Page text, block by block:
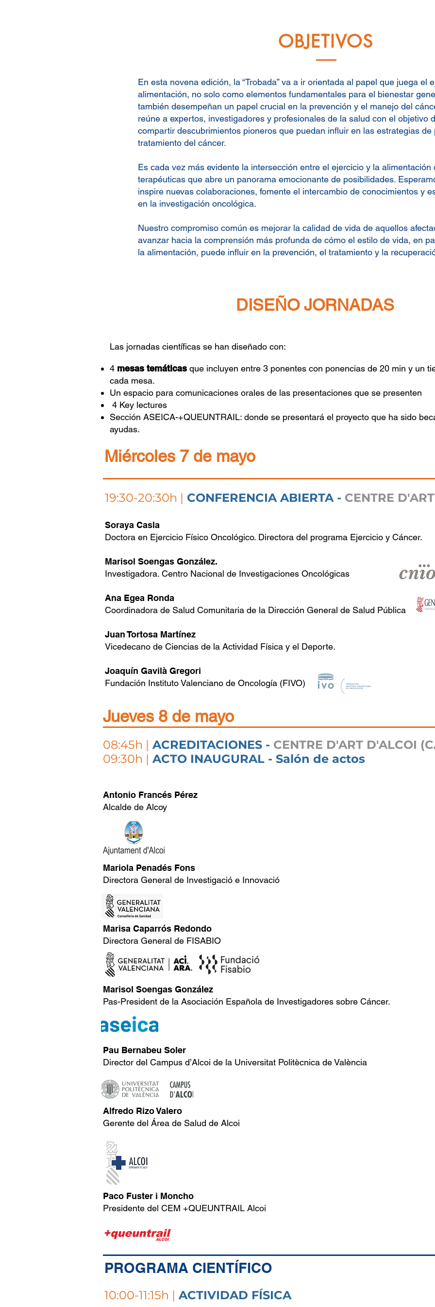
CONFERENCIA ABIERTA.
ncia libre para inscritos en la “Trobada”, y para la ciuda danía en general.
OBJETIVOS
En esta novena edición, la “Trobada” va a ir orientada al papel que juega el
alimentación, no solo como elementos fundamentales para el bienestar
también desempeñan un papel crucial en la prevención y el manejo del
reúne a expertos, investigadores y profesionales de la salud con el objetivo
compartir descubrimientos pioneros que puedan influir en las estrategias de
tratamiento del cáncer.
Es cada vez más evidente la intersección entre el ejercicio y la alimentación
terapéuticas que abre un panorama emocionante de posibilidades.
inspire nuevas colaboraciones, fomente el intercambio de conocimientos y
en la investigación oncológica.
Nuestro compromiso común es mejorar la calidad de vida de aquellos
avanzar hacia la comprensión más profunda de cómo el estilo de vida, en
la alimentación, puede influir en la prevención, el tratamiento y la
DISEÑO JORNADAS
Las jornadas científicas se han diseñado con:
4 mesas temáticas que incluyen entre 3 ponentes con ponencias de 20 min y un
cada mesa.
Un espacio para comunicaciones orales de las presentaciones que se presenten
4 Key lectures
Sección ASEICA-+QUEUNTRAIL: donde se presentará el proyecto que ha sido
ayudas.
Miércoles 7 de mayo
19:30-20:30h | CONFERENCIA ABIERTA - CENTRE
Soraya Casla
Doctora en Ejercicio Físico Oncológico. Directora del programa Ejercicio y Cáncer.
Marisol Soengas González.
Investigadora. Centro Nacional de Investigaciones Oncológicas
Ana Egea Ronda
Coordinadora de Salud Comunitaria de la Dirección General de Salud Pública
Juan Tortosa Martínez
Vicedecano de Ciencias de la Actividad Física y el Deporte.
Joaquín Gavilà Gregori
Fundación Instituto Valenciano de Oncología (FIVO)
Jueves 8 de mayo
08:45h | ACREDITACIONES - CENTRE D'ART D'ALCOI
09:30h | ACTO INAUGURAL - Salón de actos
Antonio Francés Pérez
Alcalde de Alcoy
Mariola Penadés Fons
Directora General de Investigació e Innovació
Marisa Caparrós Redondo
Directora General de FISABIO
Marisol Soengas González
Pas-President de la Asociación Española de Investigadores sobre Cáncer.
Pau Bernabeu Soler
Director del Campus d’Alcoi de la Universitat Politècnica de València
Alfredo Rizo Valero
Gerente del Área de Salud de Alcoi
Paco Fuster i Moncho
Presidente del CEM +QUEUNTRAIL Alcoi
PROGRAMA CIENTÍFICO
10:00-11:15h | ACTIVIDAD FÍSICA